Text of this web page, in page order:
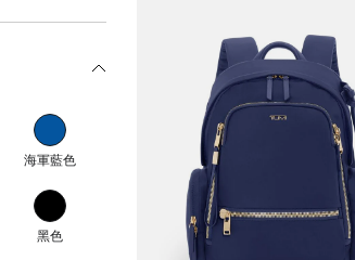
海軍藍色
黑色